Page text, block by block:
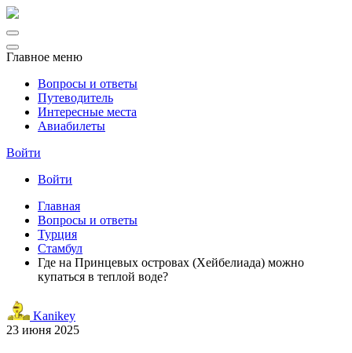
Главное меню
Вопросы и ответы
Путеводитель
Интересные места
Авиабилеты
Войти
Войти
Главная
Вопросы и ответы
Турция
Стамбул
Где на Принцевых островах (Хейбелиада) можно
купаться в теплой воде?
Kanikey
23 июня 2025